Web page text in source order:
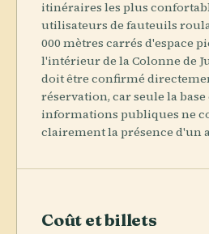
itinéraires les plus
utilisateurs de fauteuils
000 mètres carrés d'espace
l'intérieur de la Colonne de
doit être confirmé
réservation, car seule la
informations publiques ne
clairement la présence d'un
Coût et billets